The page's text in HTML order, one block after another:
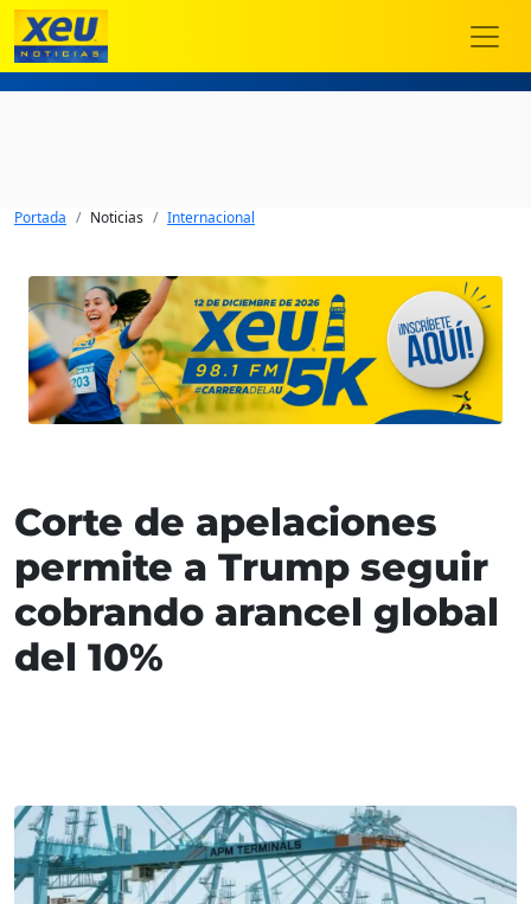
Portada Noticias Internacional
Corte de apelaciones
permite a Trump seguir
cobrando arancel global
del 10%